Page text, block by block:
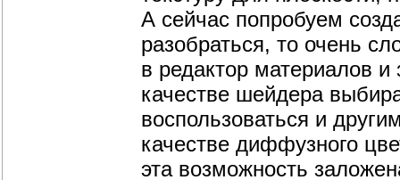
А сейчас попробуем
разобраться, то очень
в редактор материалов
качестве шейдера
воспользоваться и
качестве диффузного
эта возможность